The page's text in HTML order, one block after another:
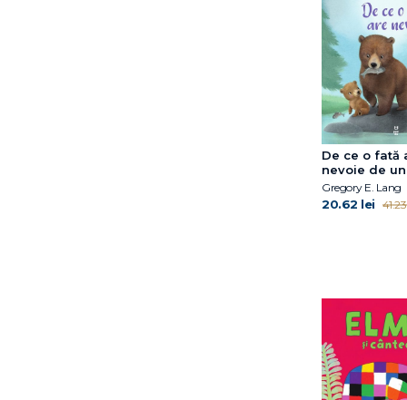
De ce o fată
nevoie de
Gregory E. Lang
20.62 lei